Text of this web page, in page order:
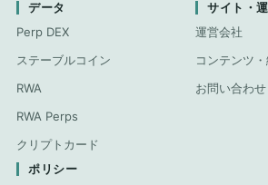
データ
Perp DEX
ステーブルコイン
RWA
RWA Perps
クリプトカード
サイト・
運営会社
コンテンツ
お問い合わせ
ポリシー